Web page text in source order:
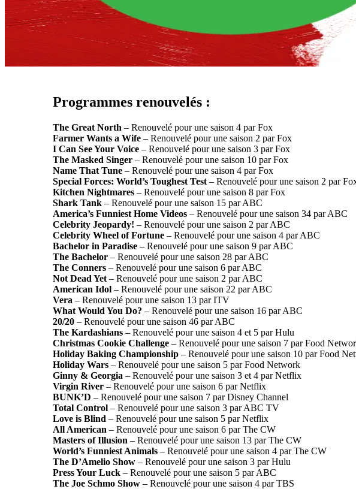
Programmes renouvelés :
The Great North – Renouvelé pour une saison 4 par Fox
Farmer Wants a Wife – Renouvelé pour une saison 2 par Fox
I Can See Your Voice – Renouvelé pour une saison 3 par Fox
The Masked Singer – Renouvelé pour une saison 10 par Fox
Name That Tune – Renouvelé pour une saison 4 par Fox
Special Forces: World’s Toughest Test – Renouvelé pour une saison 2 par
Kitchen Nightmares – Renouvelé pour une saison 8 par Fox
Shark Tank – Renouvelé pour une saison 15 par ABC
America’s Funniest Home Videos – Renouvelé pour une saison 34 par ABC
Celebrity Jeopardy! – Renouvelé pour une saison 2 par ABC
Celebrity Wheel of Fortune – Renouvelé pour une saison 4 par ABC
Bachelor in Paradise – Renouvelé pour une saison 9 par ABC
The Bachelor – Renouvelé pour une saison 28 par ABC
The Conners – Renouvelé pour une saison 6 par ABC
Not Dead Yet – Renouvelé pour une saison 2 par ABC
American Idol – Renouvelé pour une saison 22 par ABC
Vera – Renouvelé pour une saison 13 par ITV
What Would You Do? – Renouvelé pour une saison 16 par ABC
20/20 – Renouvelé pour une saison 46 par ABC
The Kardashians – Renouvelé pour une saison 4 et 5 par Hulu
Christmas Cookie Challenge – Renouvelé pour une saison 7 par Food
Holiday Baking Championship – Renouvelé pour une saison 10 par Food
Holiday Wars – Renouvelé pour une saison 5 par Food Network
Ginny & Georgia – Renouvelé pour une saison 3 et 4 par Netflix
Virgin River – Renouvelé pour une saison 6 par Netflix
BUNK’D – Renouvelé pour une saison 7 par Disney Channel
Total Control – Renouvelé pour une saison 3 par ABC TV
Love is Blind – Renouvelé pour une saison 5 par Netflix
All American – Renouvelé pour une saison 6 par The CW
Masters of Illusion – Renouvelé pour une saison 13 par The CW
World’s Funniest Animals – Renouvelé pour une saison 4 par The CW
The D’Amelio Show – Renouvelé pour une saison 3 par Hulu
Press Your Luck – Renouvelé pour une saison 5 par ABC
The Joe Schmo Show – Renouvelé pour une saison 4 par TBS